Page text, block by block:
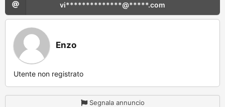
vi**************@*****.com
Enzo
Utente non registrato
Segnala annuncio